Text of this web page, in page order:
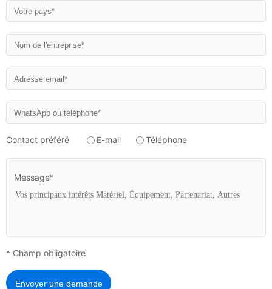
Contact préféré E-mail Téléphone
Message*
* Champ obligatoire
Envoyer une demande